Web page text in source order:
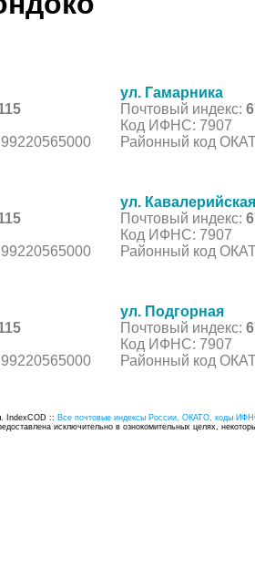
ул. Гамарника
Почтовый индекс:
Код ИФНС: 7907
Районный код
ул. Кавалерийская
Почтовый индекс:
Код ИФНС: 7907
Районный код
ул. Подгорная
Почтовый индекс:
Код ИФНС: 7907
Районный код
IndexCOD :: Все почтовые индексы России, ОКАТО, коды
исключительно в ознокомительных целях,